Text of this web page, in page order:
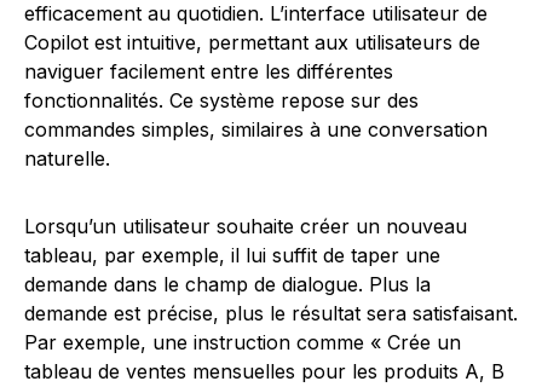
efficacement au quotidien. L’interface utilisateur de
Copilot est intuitive, permettant aux utilisateurs de
naviguer facilement entre les différentes
fonctionnalités. Ce système repose sur des
commandes simples, similaires à une conversation
naturelle.
Lorsqu’un utilisateur souhaite créer un nouveau
tableau, par exemple, il lui suffit de taper une
demande dans le champ de dialogue. Plus la
demande est précise, plus le résultat sera satisfaisant.
Par exemple, une instruction comme « Crée un
tableau de ventes mensuelles pour les produits A, B